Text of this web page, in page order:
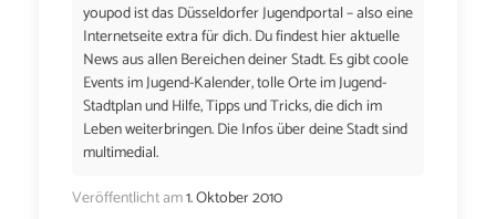
youpod ist das Düsseldorfer Jugendportal – also eine
Internetseite extra für dich. Du findest hier aktuelle
News aus allen Bereichen deiner Stadt. Es gibt coole
Events im Jugend-Kalender, tolle Orte im Jugend-
Stadtplan und Hilfe, Tipps und Tricks, die dich im
Leben weiterbringen. Die Infos über deine Stadt sind
multimedial.
Veröffentlicht am1. Oktober 2010